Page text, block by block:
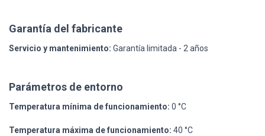
Garantía del fabricante
Servicio y mantenimiento: Garantía limitada - 2 años
Parámetros de entorno
Temperatura mínima de funcionamiento: 0 °C
Temperatura máxima de funcionamiento: 40 °C